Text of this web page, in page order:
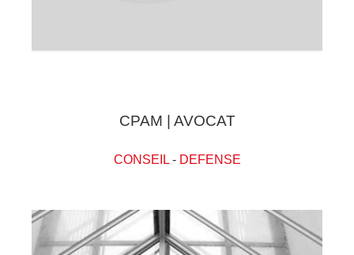
CPAM | AVOCAT
CONSEIL- DEFENSE